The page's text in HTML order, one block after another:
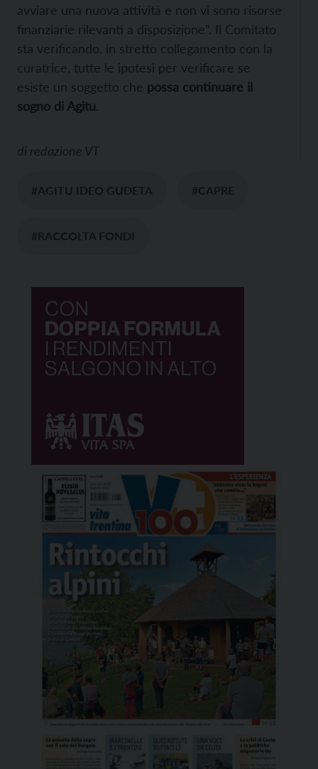
avviare una nuova attività e non vi sono risorse
finanziarie rilevanti a disposizione”. Il Comitato
sta verificando, in stretto collegamento con la
curatrice, tutte le ipotesi per verificare se
esiste un soggetto che possa continuare il
sogno di Agitu.
di redazione VT
#AGITU IDEO GUDETA #CAPRE
#RACCOLTA FONDI